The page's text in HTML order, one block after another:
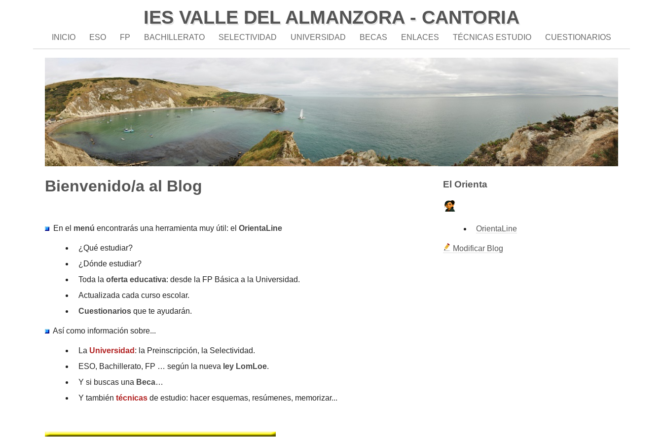
IES VALLE DEL ALMANZORA - CANTORIA
INICIO ESO FP BACHILLERATO SELECTIVIDAD UNIVERSIDAD BECAS ENLACES TÉCNICAS ESTUDIO CUESTIONARIOS
Bienvenido/a al Blog
En el menúencontrarás una herramienta muy útil: elOrientaLine
¿Qué estudiar?
¿Dónde estudiar?
Toda la oferta educativa: desde la FP Básica a la Universidad.
Actualizada cada curso escolar.
Cuestionarios que te ayudarán.
Así como información sobre...
La Universidad : la Preinscripción, la Selectividad.
ESO, Bachillerato, FP … según la nueva ley LomLoe.
Y si buscas una Beca…
Y también técnicas de estudio: hacer esquemas, resúmenes, memorizar...
El Orienta
OrientaLine
Modificar Blog